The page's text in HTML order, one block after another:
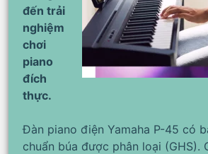
đến trải
nghiệm
chơi
piano
đích
thực.
Đàn piano điện Yamaha P-45 có
chuẩn búa được phân loại (GHS).